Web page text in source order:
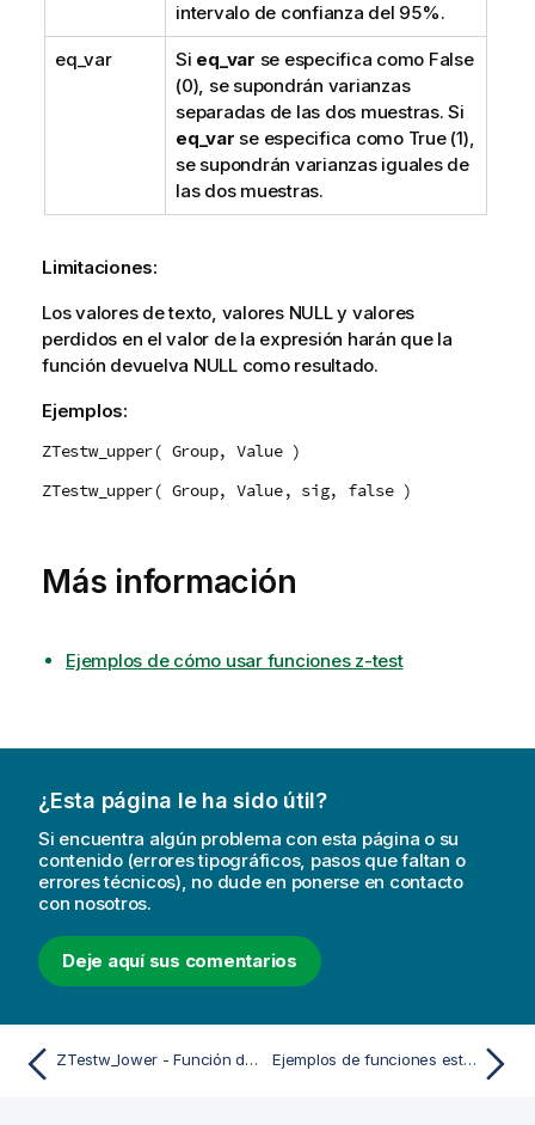
intervalo de confianza del 95%.
eq_var Si eq_var se especifica como False
(0), se supondrán varianzas
separadas de las dos muestras. Si
eq_var se especifica como True(1),
se supondrán varianzas iguales de
las dos muestras.
Limitaciones:
Los valores de texto, valores NULLy valores
perdidos en el valor de la expresión harán que la
función devuelva NULLcomo resultado.
Ejemplos:
ZTestw_upper( Group, Value )
ZTestw_upper( Group, Value, sig, false )
Más información
Ejemplos de cómo usar funciones z-test
¿Esta página le ha sido útil?
Si encuentra algún problema con esta página o su
contenido (errores tipográficos, pasos que faltan o
errores técnicos), no dude en ponerse en contacto
con nosotros.
Deje aquí sus comentarios
ZTestw_lower - Función de script y de gráfico Ejemplos de funciones estadísticas de prueba